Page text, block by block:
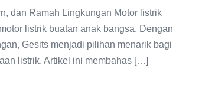
dan Ramah Lingkungan Motor listrik
listrik buatan anak bangsa. Dengan
Gesits menjadi pilihan menarik bagi
listrik. Artikel ini membahas […]